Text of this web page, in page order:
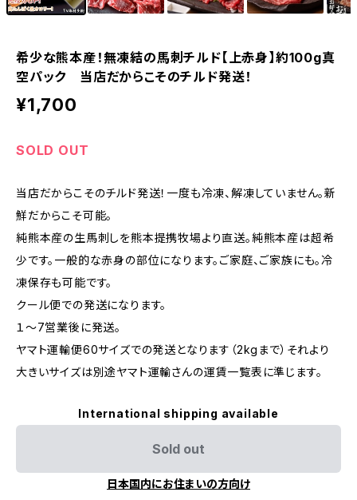
希少な熊本産！無凍結の馬刺チルド【上赤身】約100g真
空パック 当店だからこそのチルド発送！
¥1,700
SOLD OUT
当店だからこそのチルド発送！一度も冷凍、解凍していません。新
鮮だからこそ可能。
純熊本産の生馬刺しを熊本提携牧場より直送。純熊本産は超希
少です。一般的な赤身の部位になります。ご家庭、ご家族にも。冷
凍保存も可能です。
クール便での発送になります。
１～7営業後に発送。
ヤマト運輸便60サイズでの発送となります（2kgまで）それより
大きいサイズは別途ヤマト運輸さんの運賃一覧表に準じます。
International shipping available
Sold out
日本国内にお住まいの方向け